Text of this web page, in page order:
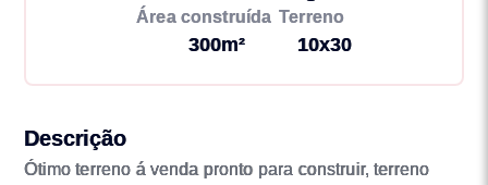
Área construída
300m²
Terreno
10x30
Descrição
Ótimo terreno á venda pronto para construir, terreno